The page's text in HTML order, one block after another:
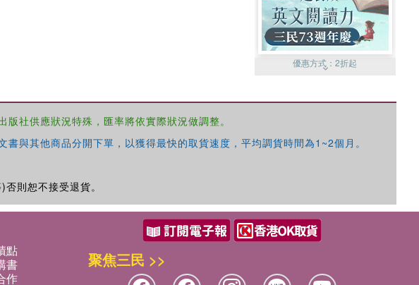
優惠方式：2折起
社供應狀況特殊，匯率將依實際狀況做調整。
與其他商品分開下單，以獲得最快的取貨速度，平均調貨時間為1~2個月。
則恕不接受退貨。
點
書
作
聚焦三民 >>